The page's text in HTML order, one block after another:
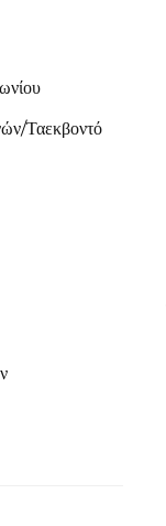
Ταεκβοντό